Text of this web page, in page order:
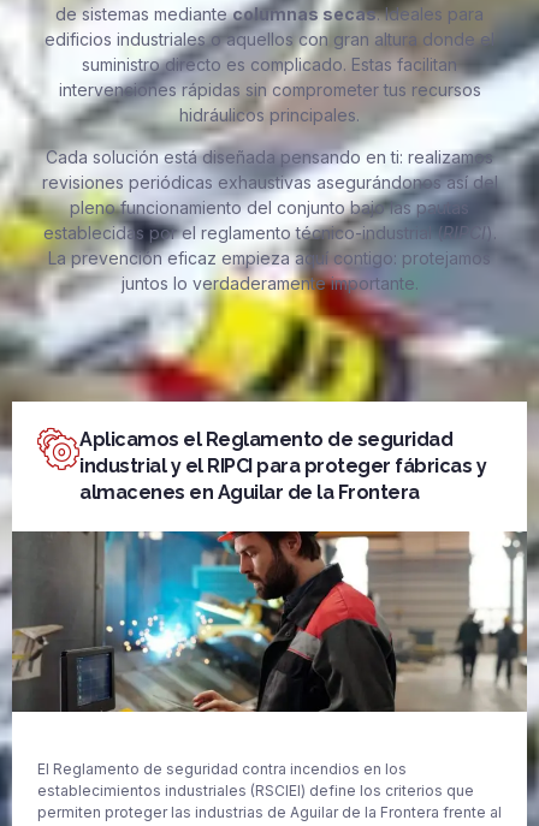
de sistemas mediantecolumnas secas. Ideales para
edificios industriales o aquellos con gran altura donde el
suministro directo es complicado. Estas facilitan
intervenciones rápidas sin comprometer tus recursos
hidráulicos principales.
Cada solución está diseñada pensando en ti: realizamos
revisiones periódicas exhaustivas asegurándonos así del
pleno funcionamiento del conjunto bajo las pautas
establecidas por el reglamento técnico-industrial (RIPCI ).
La prevención eficaz empieza aquí contigo: protejamos
juntos lo verdaderamente importante.
Aplicamos el Reglamento de seguridad
industrial y el RIPCI para proteger fábricas y
almacenes en Aguilar de la Frontera
El Reglamento de seguridad contra incendios en los
establecimientos industriales (RSCIEI) define los criterios que
permiten proteger las industrias de Aguilar de la Frontera frente al